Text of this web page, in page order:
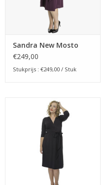
Sandra New Mosto
€249,00
Stukprijs : €249,00 / Stuk